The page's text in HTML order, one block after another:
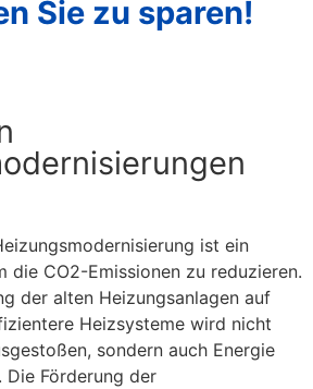
Sie zu sparen!
ist ein
die CO2-Emissionen zu reduzieren.
der alten Heizungsanlagen auf
Heizsysteme wird nicht
sondern auch Energie
Die Förderung der